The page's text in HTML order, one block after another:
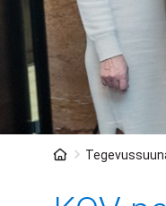
Leivapuru